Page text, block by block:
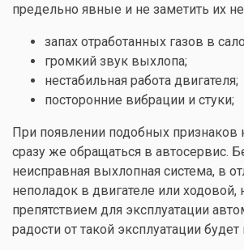
предельно явные и не заметить их
запах отработанных газов в
громкий звук выхлопа;
нестабильная работа двигателя;
посторонние вибрации и стуки;
При появлении подобных признаков
сразу же обращаться в автосервис.
неисправная выхлопная система, в
неполадок в двигателе или ходовой,
препятствием для эксплуатации
радости от такой эксплуатации